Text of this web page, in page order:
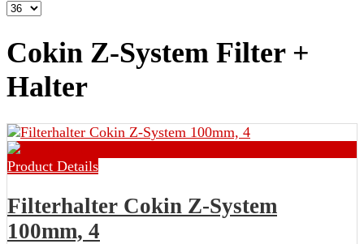
Cokin Z-System Filter +
Halter
Product Details
Filterhalter Cokin Z-System
100mm, 4